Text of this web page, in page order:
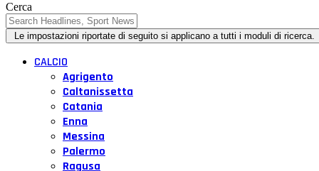
Cerca
CALCIO
Agrigento
Caltanissetta
Catania
Enna
Messina
Palermo
Ragusa